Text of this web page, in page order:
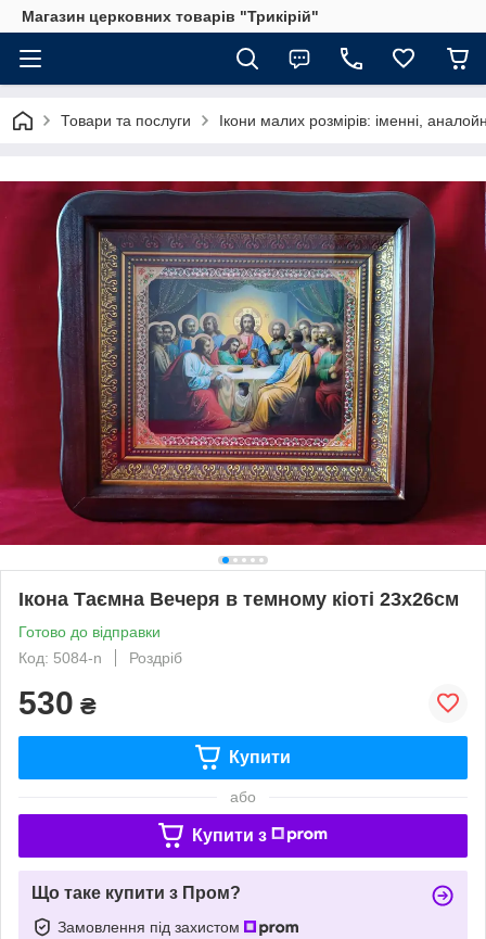
Магазин церковних товарів "Трикірій"
Товари та послуги Ікони малих розмірів: іменні,
Ікона Таємна Вечеря в темному кіоті 23х26см
Готово до відправки
Код: 5084-n
Роздріб
530 ₴
Купити
або
Купити з
Що таке купити з Пром?
Замовлення під захистом